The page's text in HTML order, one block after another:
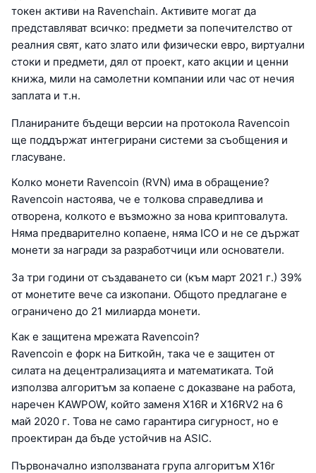
токен активи на Ravenchain. Активите могат да
представляват всичко: предмети за попечителство от
реалния свят, като злато или физически евро, виртуални
стоки и предмети, дял от проект, като акции и ценни
книжа, мили на самолетни компании или час от нечия
заплата и т.н.
Планираните бъдещи версии на протокола Ravencoin
ще поддържат интегрирани системи за съобщения и
гласуване.
Колко монети Ravencoin (RVN) има в обращение?
Ravencoin настоява, че е толкова справедлива и
отворена, колкото е възможно за нова криптовалута.
Няма предварително копаене, няма ICO и не се държат
монети за награди за разработчици или основатели.
За три години от създаването си (към март 2021 г.) 39%
от монетите вече са изкопани. Общото предлагане е
ограничено до 21 милиарда монети.
Как е защитена мрежата Ravencoin?
Ravencoin е форк на Биткойн, така че е защитен от
силата на децентрализацията и математиката. Той
използва алгоритъм за копаене с доказване на работа,
наречен KAWPOW, който заменя X16R и X16RV2 на 6
май 2020 г. Това не само гарантира сигурност, но е
проектиран да бъде устойчив на ASIC.
Първоначално използваната група алгоритъм X16r